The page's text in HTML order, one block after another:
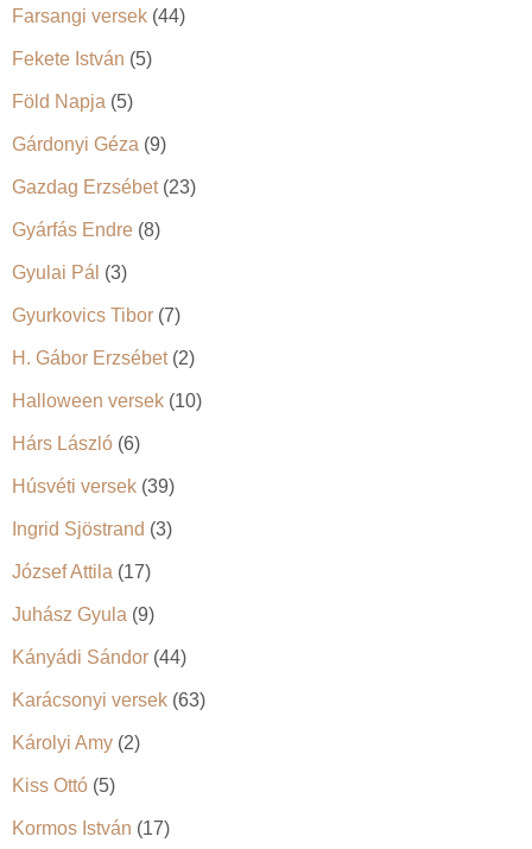
Farsangi versek (44)
Fekete István (5)
Föld Napja (5)
Gárdonyi Géza (9)
Gazdag Erzsébet(23)
Gyárfás Endre (8)
Gyulai Pál (3)
Gyurkovics Tibor (7)
H. Gábor Erzsébet(2)
Halloween versek (10)
Hárs László (6)
Húsvéti versek (39)
Ingrid Sjöstrand (3)
József Attila (17)
Juhász Gyula (9)
Kányádi Sándor (44)
Karácsonyi versek (63)
Károlyi Amy (2)
Kiss Ottó (5)
Kormos István (17)